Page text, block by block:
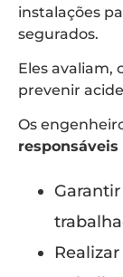
instalações
segurados.
Eles avaliam,
prevenir
Os